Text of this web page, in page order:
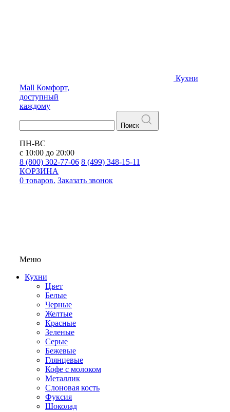
Кухни
Mall Комфорт,
доступный
каждому
Поиск
ПН-ВС
с 10:00 до 20:00
8 (800) 302-77-06 8 (499) 348-15-11
КОРЗИНА
0 товаров. Заказать звонок
Меню
Кухни
Цвет
Белые
Черные
Желтые
Красные
Зеленые
Серые
Бежевые
Глянцевые
Кофе с молоком
Металлик
Слоновая кость
Фуксия
Шоколад